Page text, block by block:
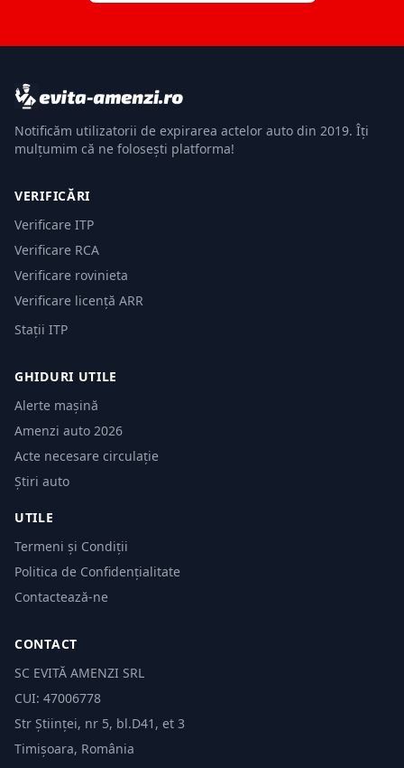
Notificăm utilizatorii de expirarea actelor auto din 2019. Îți
mulțumim că ne folosești platforma!
VERIFICĂRI
Verificare ITP
Verificare RCA
Verificare rovinieta
Verificare licență ARR
Stații ITP
GHIDURI UTILE
Alerte mașină
Amenzi auto 2026
Acte necesare circulație
Știri auto
UTILE
Termeni și Condiții
Politica de Confidențialitate
Contactează-ne
CONTACT
SC EVITĂ AMENZI SRL
CUI: 47006778
Str Științei, nr 5, bl.D41, et 3
Timișoara, România